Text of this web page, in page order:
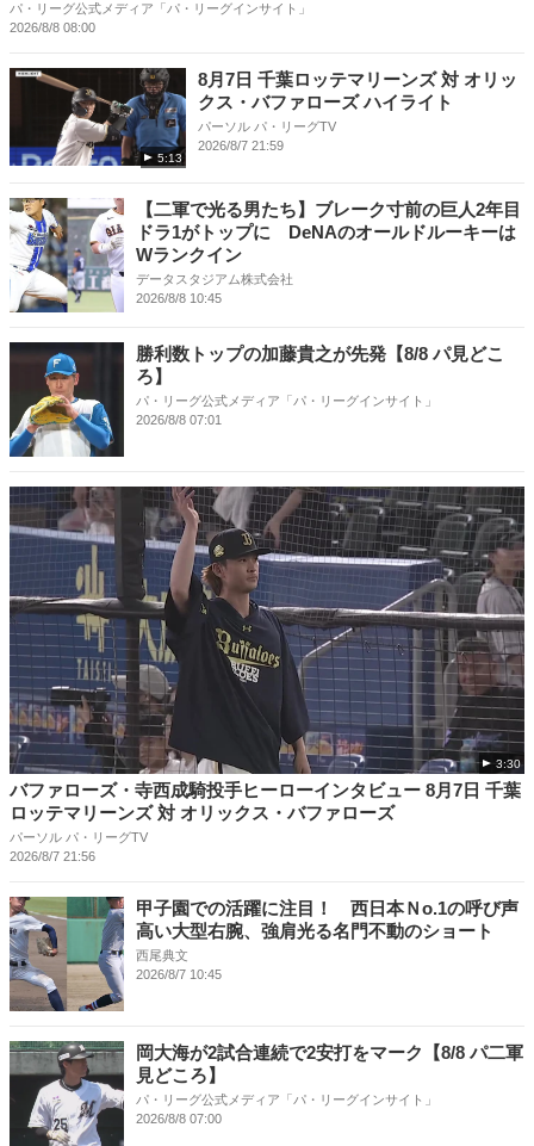
パ・リーグ公式メディア「パ・リーグインサイト」
2026/8/8 08:00
5:13
8月7日 千葉ロッテマリーンズ 対 オリッ
クス・バファローズ ハイライト
パーソル パ・リーグTV
2026/8/7 21:59
【二軍で光る男たち】ブレーク寸前の巨人2年目
ドラ1がトップに DeNAのオールドルーキーは
Wランクイン
データスタジアム株式会社
2026/8/8 10:45
勝利数トップの加藤貴之が先発【8/8 パ見どこ
ろ】
パ・リーグ公式メディア「パ・リーグインサイト」
2026/8/8 07:01
3:30
バファローズ・寺西成騎投手ヒーローインタビュー 8月7日 千葉
ロッテマリーンズ 対 オリックス・バファローズ
パーソル パ・リーグTV
2026/8/7 21:56
甲子園での活躍に注目！ 西日本Ｎo.1の呼び声
高い大型右腕、強肩光る名門不動のショート
西尾典文
2026/8/7 10:45
岡大海が2試合連続で2安打をマーク【8/8 パ二軍
見どころ】
パ・リーグ公式メディア「パ・リーグインサイト」
2026/8/8 07:00